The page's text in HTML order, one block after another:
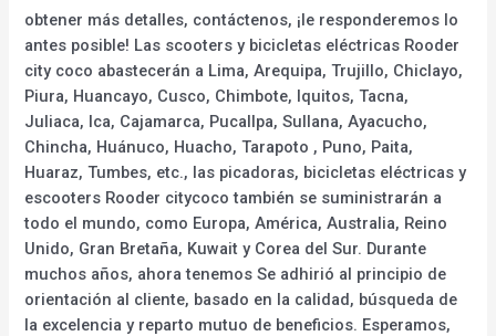
obtener más detalles, contáctenos, ¡le responderemos lo
antes posible! Las scooters y bicicletas eléctricas Rooder
city coco abastecerán a Lima, Arequipa, Trujillo, Chiclayo,
Piura, Huancayo, Cusco, Chimbote, Iquitos, Tacna,
Juliaca, Ica, Cajamarca, Pucallpa, Sullana, Ayacucho,
Chincha, Huánuco, Huacho, Tarapoto , Puno, Paita,
Huaraz, Tumbes, etc., las picadoras, bicicletas eléctricas y
escooters Rooder citycoco también se suministrarán a
todo el mundo, como Europa, América, Australia, Reino
Unido, Gran Bretaña, Kuwait y Corea del Sur. Durante
muchos años, ahora tenemos Se adhirió al principio de
orientación al cliente, basado en la calidad, búsqueda de
la excelencia y reparto mutuo de beneficios. Esperamos,